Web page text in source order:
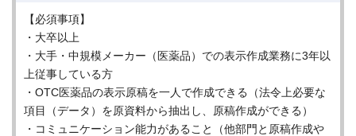
【必須事項】
・大卒以上
・大手・中規模メーカー（医薬品）での表示作成業務に3年以
上従事している方
・OTC医薬品の表示原稿を一人で作成できる（法令上必要な
項目（データ）を原資料から抽出し、原稿作成ができる）
・コミュニケーション能力があること（他部門と原稿作成や